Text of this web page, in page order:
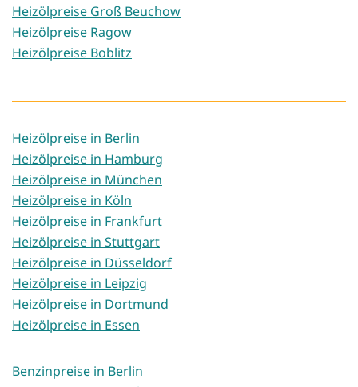
Heizölpreise Groß Beuchow
Heizölpreise Ragow
Heizölpreise Boblitz
Heizölpreise in Berlin
Heizölpreise in Hamburg
Heizölpreise in München
Heizölpreise in Köln
Heizölpreise in Frankfurt
Heizölpreise in Stuttgart
Heizölpreise in Düsseldorf
Heizölpreise in Leipzig
Heizölpreise in Dortmund
Heizölpreise in Essen
Benzinpreise in Berlin